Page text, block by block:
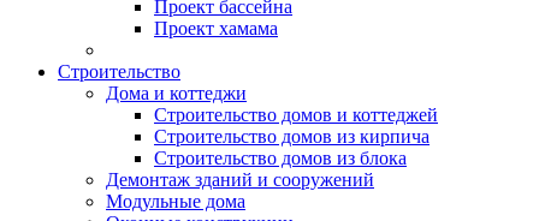
Проект бассейна
Проект хамама
Строительство
Дома и коттеджи
Строительство домов и коттеджей
Строительство домов из кирпича
Строительство домов из блока
Демонтаж зданий и сооружений
Модульные дома